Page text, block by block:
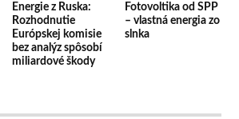
Energie z Ruska:
Rozhodnutie
Európskej komisie
bez analýz spôsobí
miliardové škody
Fotovoltika od SPP
– vlastná energia zo
slnka